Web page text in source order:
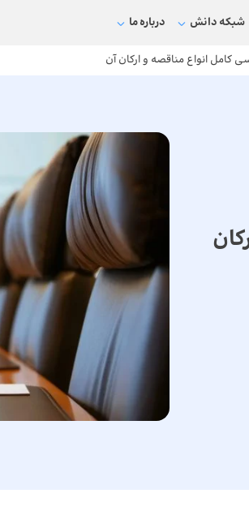
شبکه دانش درباره ما
کامل انواع مناقصه و ارکان آن